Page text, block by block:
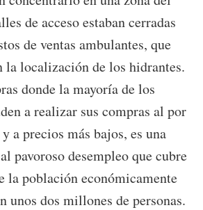
de acceso estaban cerradas
de ventas ambulantes, que
la localización de los hidrantes.
donde la mayoría de los
a realizar sus compras al por
a precios más bajos, es una
pavoroso desempleo que cubre
la población económicamente
unos dos millones de personas.